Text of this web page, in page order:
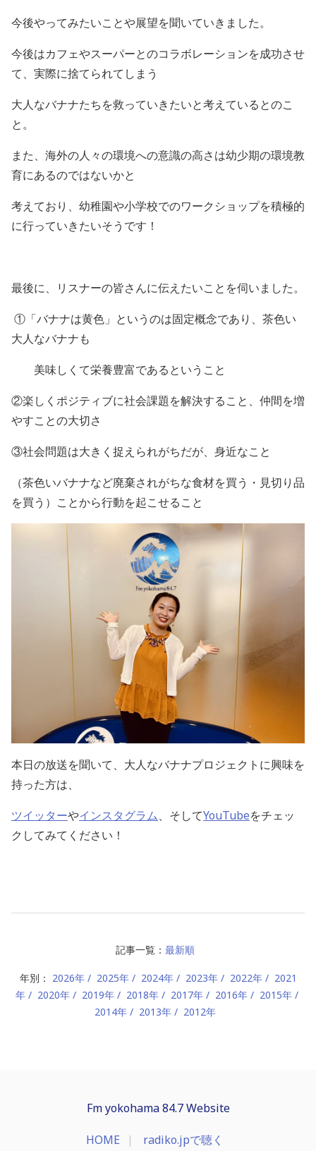
今後やってみたいことや展望を聞いていきました。
今後はカフェやスーパーとのコラボレーションを成功させ
て、実際に捨てられてしまう
大人なバナナたちを救っていきたいと考えているとのこ
と。
また、海外の人々の環境への意識の高さは幼少期の環境教
育にあるのではないかと
考えており、幼稚園や小学校でのワークショップを積極的
に行っていきたいそうです！
最後に、リスナーの皆さんに伝えたいことを伺いました。
①「バナナは黄色」というのは固定概念であり、茶色い
大人なバナナも
美味しくて栄養豊富であるということ
②楽しくポジティブに社会課題を解決すること、仲間を増
やすことの大切さ
③社会問題は大きく捉えられがちだが、身近なこと
（茶色いバナナなど廃棄されがちな食材を買う・見切り品
を買う）ことから行動を起こせること
本日の放送を聞いて、大人なバナナプロジェクトに興味を
持った方は、
ツイッターやインスタグラム、そしてYouTubeをチェッ
クしてみてください！
記事一覧： 最新順
年別： 2026年 2025年 2024年 2023年 2022年
2021
年
2020年 2019年 2018年 2017年 2016年
2015年
2014年
2013年 2012年
Fm yokohama 84.7 Website
HOME radiko.jpで聴く